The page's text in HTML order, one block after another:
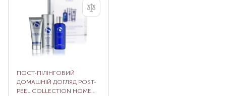
ПОСТ-ПІЛІНГОВИЙ
ДОМАШНІЙ ДОГЛЯД POST-
PEEL COLLECTION HOME